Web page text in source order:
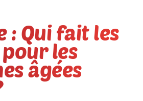
: Qui fait les
les
âgées